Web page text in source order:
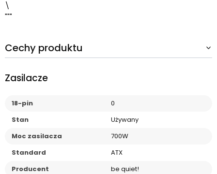
\
"""
Cechy produktu
Zasilacze
18-pin
0
Stan
Używany
Moc zasilacza
700W
Standard
ATX
Producent
be quiet!